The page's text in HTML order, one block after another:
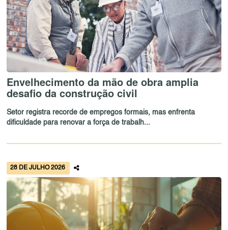
Envelhecimento da mão de obra amplia
desafio da construção civil
Setor registra recorde de empregos formais, mas enfrenta
dificuldade para renovar a força de trabalh...
28 DE JULHO 2026